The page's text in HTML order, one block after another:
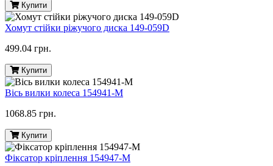
Купити
Хомут стійки ріжучого диска 149-059D
499.04 грн.
Купити
Вісь вилки колеса 154941-M
1068.85 грн.
Купити
Фіксатор кріплення 154947-M